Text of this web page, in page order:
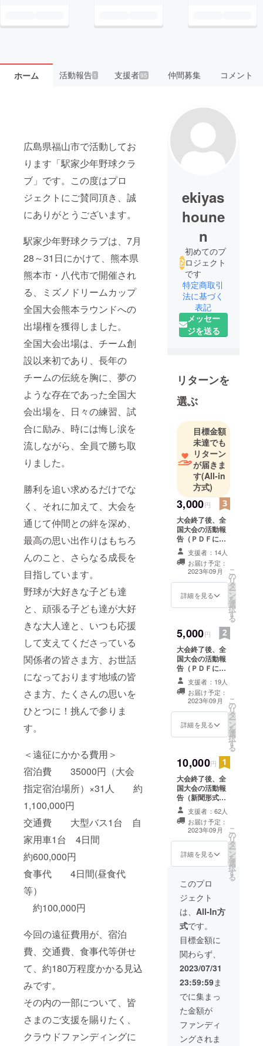
ホーム 活動報告1 支援者95 仲間募集 コメント
広島県福山市で活動してお
ります「駅家少年野球クラ
ブ」です。この度はプロ
ジェクトにご賛同頂き、誠
にありがとうございます。
駅家少年野球クラブは、7月
28～31日にかけて、熊本県
熊本市・八代市で開催され
る、ミズノドリームカップ
全国大会熊本ラウンドへの
出場権を獲得しました。
全国大会出場は、チーム創
設以来初であり、長年の
チームの伝統を胸に、夢の
ような存在であった全国大
会出場を、日々の練習、試
合に励み、時には悔し涙を
流しながら、全員で勝ち取
りました。
勝利を追い求めるだけでな
く、それに加えて、大会を
通じて仲間との絆を深め、
最高の思い出作りはもちろ
んのこと、さらなる成長を
目指しています。
野球が大好きな子ども達
と、頑張る子ども達が大好
きな大人達と、いつも応援
して支えてくださっている
関係者の皆さま方、お世話
になっております地域の皆
さま方、たくさんの思いを
ひとつに！挑んで参りま
す。
＜遠征にかかる費用＞
宿泊費 35000円（大会
指定宿泊場所）×31人 約
1,100,000円
交通費 大型バス1台 自
家用車1台 4日間
約600,000円
食事代 4日間(昼食代
等）
約100,000円
今回の遠征費用が、宿泊
費、交通費、食事代等併せ
て、約180万程度かかる見込
みです。
その内の一部について、皆
さまのご支援を賜りたく、
クラウドファンディングに
ekiyas
houne
n
初めてのプ
ロジェクト
です
特定商取引
法に基づく
表記
メッセー
ジを送る
リターンを
選ぶ
目標金額
未達でも
リターン
が届きま
す(All-in
方式)
3,000円
大会終了後、全
国大会の活動報
告（ＰＤＦに
て）とお礼の
メール 活動報告
ＰＤＦ：Ａ４サ
イズ2枚分程度
支援者：14人
お届け予定：
2023年09月
詳細を見る
こ
の
リ
タ
ー
ン
を
選
択
す
る
5,000円
大会終了後、全
国大会の活動報
告（ＰＤＦに
て）とお礼の
メール 子どもた
ちからのお礼の
手紙（ＰＤＦに
てメール添付）
活動報告ＰＤ
Ｆ：Ａ４サイズ2
支援者：19人
お届け予定：
2023年09月
詳細を見る
こ
の
リ
タ
ー
ン
を
選
択
す
る
10,000円
大会終了後、全
国大会の活動報
告（新聞形式）
とお礼のお手紙
の郵送 子どもた
ちからのお礼の
手紙（郵送） 活
動報告：Ａ４サ
イズ2枚分程度
支援者：62人
お届け予定：
2023年09月
詳細を見る
こ
の
リ
タ
ー
ン
を
選
択
す
る
このプロ
ジェクト
は、 All-In方
式です。
目標金額に
関わらず、
2023/07/31
23:59:59ま
でに集まっ
た金額が
ファンディ
ングされま